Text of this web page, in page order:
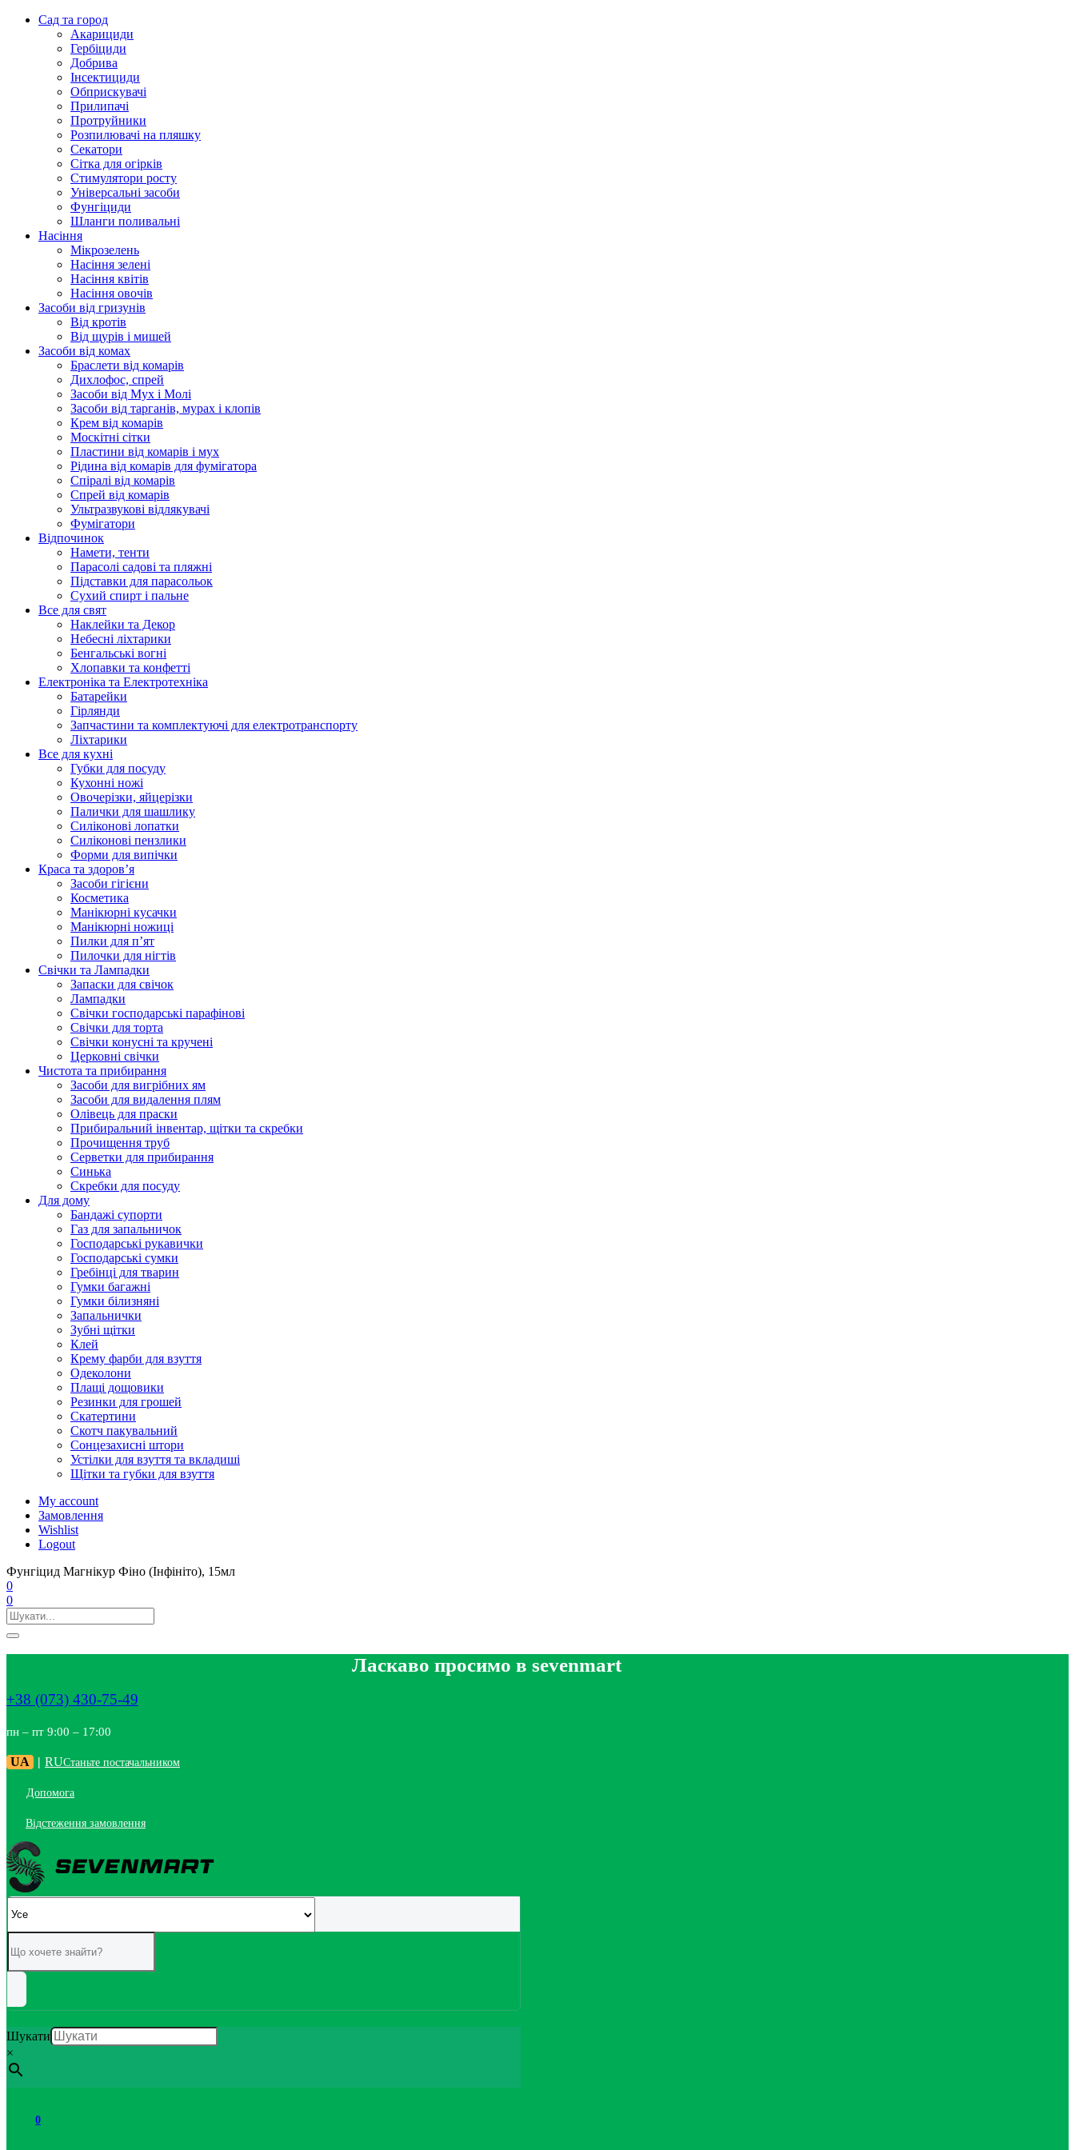
Сад та город
Акарициди
Гербіциди
Добрива
Інсектициди
Обприскувачі
Прилипачі
Протруйники
Розпилювачі на пляшку
Секатори
Сітка для огірків
Стимулятори росту
Універсальні засоби
Фунгіциди
Шланги поливальні
Насіння
Мікрозелень
Насіння зелені
Насіння квітів
Насіння овочів
Засоби від гризунів
Від кротів
Від щурів і мишей
Засоби від комах
Браслети від комарів
Дихлофос, спрей
Засоби від Мух і Молі
Засоби від тарганів, мурах і клопів
Крем від комарів
Москітні сітки
Пластини від комарів і мух
Рідина від комарів для фумігатора
Спіралі від комарів
Спрей від комарів
Ультразвукові відлякувачі
Фумігатори
Відпочинок
Намети, тенти
Парасолі садові та пляжні
Підставки для парасольок
Сухий спирт і пальне
Все для свят
Наклейки та Декор
Небесні ліхтарики
Бенгальські вогні
Хлопавки та конфетті
Електроніка та Електротехніка
Батарейки
Гірлянди
Запчастини та комплектуючі для електротранспорту
Ліхтарики
Все для кухні
Губки для посуду
Кухонні ножі
Овочерізки, яйцерізки
Палички для шашлику
Силіконові лопатки
Силіконові пензлики
Форми для випічки
Краса та здоров’я
Засоби гігієни
Косметика
Манікюрні кусачки
Манікюрні ножиці
Пилки для п’ят
Пилочки для нігтів
Свічки та Лампадки
Запаски для свічок
Лампадки
Свічки господарські парафінові
Свічки для торта
Свічки конусні та кручені
Церковні свічки
Чистота та прибирання
Засоби для вигрібних ям
Засоби для видалення плям
Олівець для праски
Прибиральний інвентар, щітки та скребки
Прочищення труб
Серветки для прибирання
Синька
Скребки для посуду
Для дому
Бандажі супорти
Газ для запальничок
Господарські рукавички
Господарські сумки
Гребінці для тварин
Гумки багажні
Гумки білизняні
Запальнички
Зубні щітки
Клей
Крему фарби для взуття
Одеколони
Плащі дощовики
Резинки для грошей
Скатертини
Скотч пакувальний
Сонцезахисні штори
Устілки для взуття та вкладиші
Щітки та губки для взуття
My account
Замовлення
Wishlist
Logout
Фунгіцид Магнікур Фіно (Інфініто), 15мл
0
0
Ласкаво просимо в sevenmart
+38 (073) 430-75-49
пн – пт 9:00 – 17:00
UA | RUСтаньте постачальником
Допомога
Відстеження замовлення
Шукати
×
0